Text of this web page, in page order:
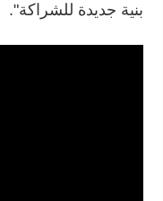
بنية جديدة للشراكة".